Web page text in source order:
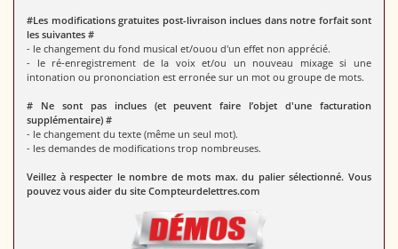
#Les modifications gratuites post-livraison inclues dans notre forfait sont
les suivantes #
- le changement du fond musical et/ouou d'un effet non apprécié.
- le ré-enregistrement de la voix et/ou un nouveau mixage si une
intonation ou prononciation est erronée sur un mot ou groupe de mots.
# Ne sont pas inclues (et peuvent faire l’objet d'une facturation
supplémentaire) #
- le changement du texte (même un seul mot).
- les demandes de modifications trop nombreuses.
Veillez à respecter le nombre de mots max. du palier sélectionné. Vous
pouvez vous aider du site Compteurdelettres.com